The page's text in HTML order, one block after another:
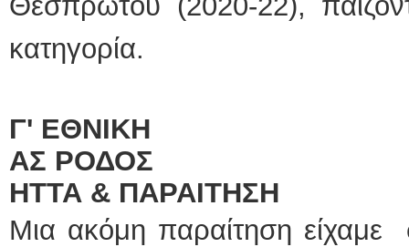
κατηγορία.
Γ' ΕΘΝΙΚΗ
ΑΣ ΡΟΔΟΣ
ΗΤΤΑ & ΠΑΡΑΙΤΗΣΗ
Μια ακόμη παραίτηση